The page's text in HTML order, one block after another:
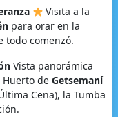
Visita a la
para orar en la
todo comenzó.
Vista panorámica
Huerto de Getsemaní
Cena), la Tumba